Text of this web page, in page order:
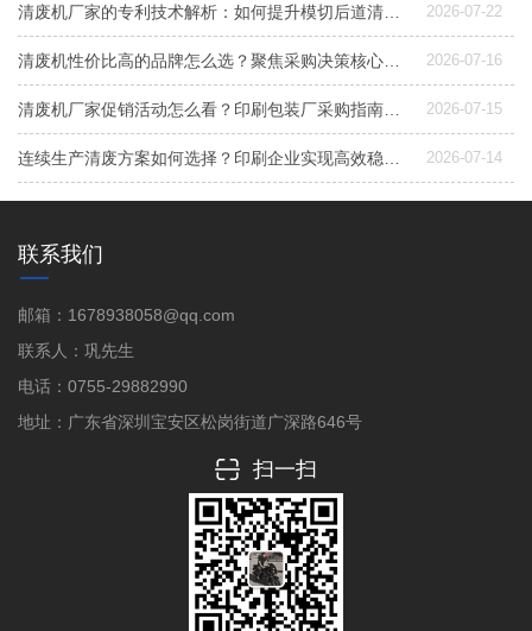
2026-07-22
2026-07-16
2026-07-15
2026-07-14
联系我们
邮箱：1678938058@qq.com
联系人：巩先生
电话：0755-29882990
地址：广东省深圳宝安区松岗街道广深路646号
扫一扫